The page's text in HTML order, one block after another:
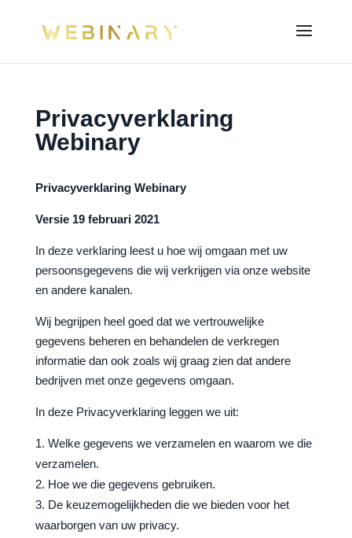
Privacyverklaring
Webinary
Privacyverklaring Webinary
Versie 19 februari 2021
In deze verklaring leest u hoe wij omgaan met uw
persoonsgegevens die wij verkrijgen via onze website
en andere kanalen.
Wij begrijpen heel goed dat we vertrouwelijke
gegevens beheren en behandelen de verkregen
informatie dan ook zoals wij graag zien dat andere
bedrijven met onze gegevens omgaan.
In deze Privacyverklaring leggen we uit:
Welke gegevens we verzamelen en waarom we die
verzamelen.
Hoe we die gegevens gebruiken.
De keuzemogelijkheden die we bieden voor het
waarborgen van uw privacy.